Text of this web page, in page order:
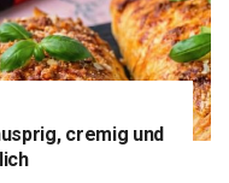
cremig und